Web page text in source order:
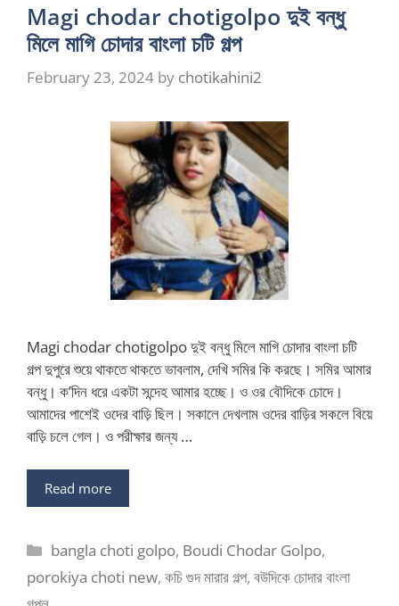
Magi chodar chotigolpo দুই বন্ধু
মিলে মাগি চোদার বাংলা চটি গল্প
February 23, 2024 by chotikahini2
Magi chodar chotigolpo দুই বন্ধু মিলে মাগি চোদার বাংলা চটি
গল্প দুপুরে শুয়ে থাকতে থাকতে ভাবলাম, দেখি সমির কি করছে। সমির আমার
বন্ধু। ক’দিন ধরে একটা সন্দেহ আমার হচ্ছে। ও ওর বৌদিকে চোদে।
আমাদের পাশেই ওদের বাড়ি ছিল। সকালে দেখলাম ওদের বাড়ির সকলে বিয়ে
বাড়ি চলে গেল। ও পরীক্ষার জন্য …
Read more
Categories
bangla choti golpo, Boudi Chodar Golpo,
porokiya choti new, কচি গুদ মারার গল্প, বউদিকে চোদার বাংলা